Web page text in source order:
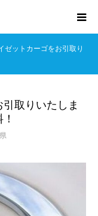
ゼットカーゴをお引取り
取りいたしま